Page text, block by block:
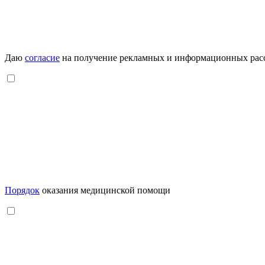
Даю согласие на получение рекламных и информационных
Порядок оказания медицинской помощи